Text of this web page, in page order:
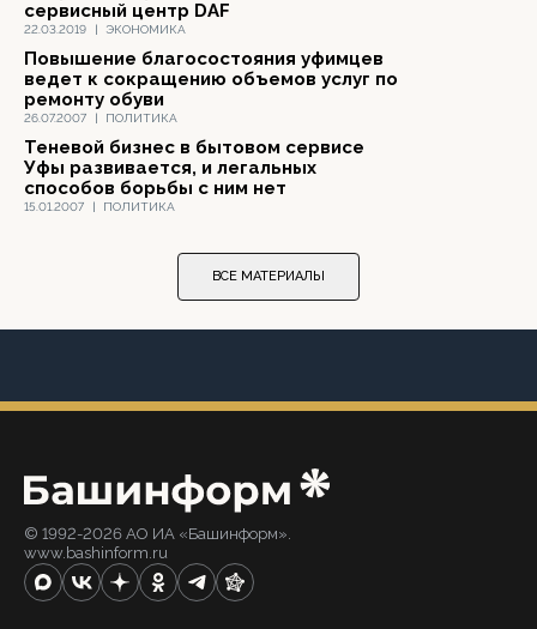
22.03.2019 | ЭКОНОМИКА
сервисный центр DAF
26.07.2007 | ПОЛИТИКА
Повышение благосостояния уфимцев
ведет к сокращению объемов услуг по
ремонту обуви
15.01.2007 | ПОЛИТИКА
Теневой бизнес в бытовом сервисе
Уфы развивается, и легальных
способов борьбы с ним нет
ВСЕ МАТЕРИАЛЫ
© 1992-2026 АО ИА «Башинформ».
www.bashinform.ru